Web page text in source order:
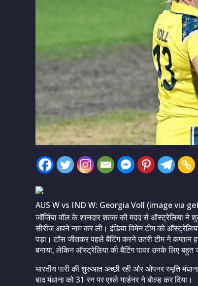
AUS W vs IND W: Georgia Voll (image via
जॉर्जिया वॉल के शानदार शतक की मदद से ऑस्ट्रेलिया ने
सीरीज अपने नाम कर ली। इंडिया विमेन टीम को
पड़ा। टॉस जीतकर पहले बैटिंग करने उतरी टीम ने
बनाया, लेकिन ऑस्ट्रेलिया की बैटिंग पावर उनके लिए बहुत
भारतीय पारी की शुरुआत अच्छी रही और ओपनर स्मृति
बाद मंधाना को 31 रन पर एश्ले गार्डनर ने बोल्ड कर दिया।